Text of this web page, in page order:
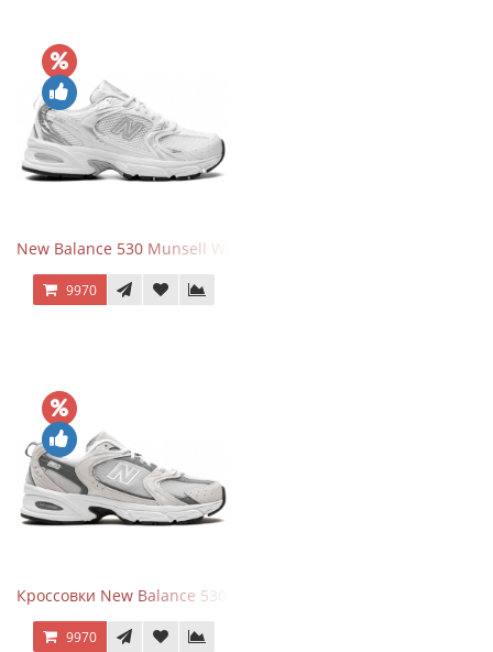
New Balance 530 Munsell White Silver
9970
Кроссовки New Balance 530 Grey Matter Harbor Grey
9970